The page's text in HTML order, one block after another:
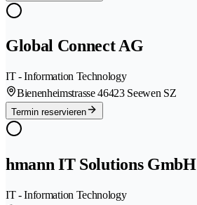
Global Connect AG
IT - Information Technology
Bienenheimstrasse 46423 Seewen SZ
Termin reservieren
hmann IT Solutions GmbH
IT - Information Technology